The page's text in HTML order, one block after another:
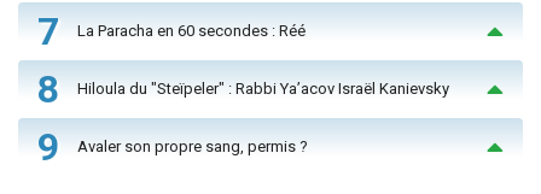
7 La Paracha en 60 secondes : Réé
8 Hiloula du "Steïpeler" : Rabbi Ya’acov Israël Kanievsky
9 Avaler son propre sang, permis ?